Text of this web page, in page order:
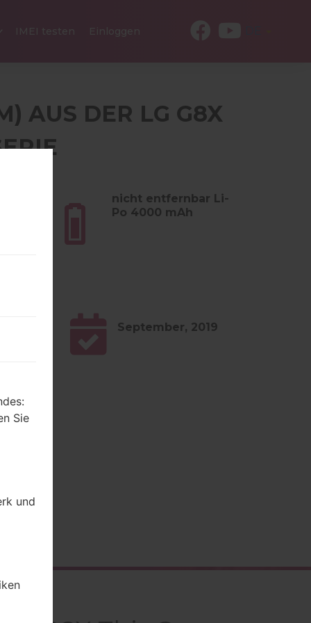
IMEI testen Einloggen
AUS DER LG G8X
nicht entfernbar Li-
Po 4000 mAh
September, 2019
Sie
und